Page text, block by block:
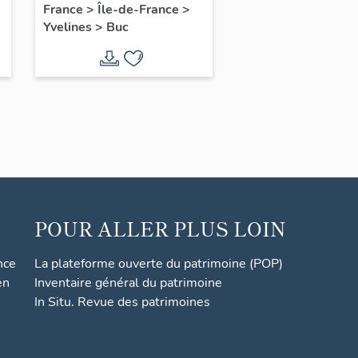
France > Île-de-France >
Yvelines> Buc
POUR ALLER PLUS LOIN
La plateforme ouverte du patrimoine (POP)
Inventaire général du patrimoine
In Situ. Revue des patrimoines